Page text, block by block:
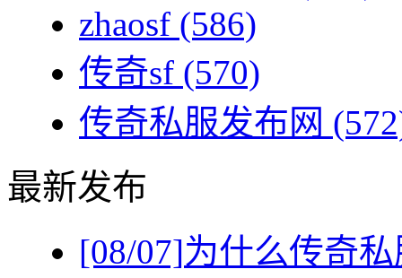
zhaosf (586)
传奇sf (570)
传奇私服发布网
最新发布
[08/07]为什么传奇